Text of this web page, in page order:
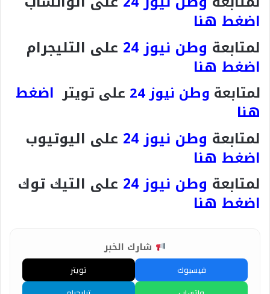
اضغط هنا
لمتابعة وطن نيوز 24 على التليجرام
اضغط هنا
لمتابعة وطن نيوز 24 على تويتر اضغط
هنا
لمتابعة وطن نيوز 24 على اليوتيوب
اضغط هنا
لمتابعة وطن نيوز 24 على التيك توك
اضغط هنا
شارك الخبر
فيسبوك
تويتر